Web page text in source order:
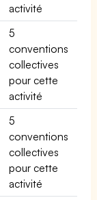
activité
5
conventions
collectives
pour cette
activité
5
conventions
collectives
pour cette
activité